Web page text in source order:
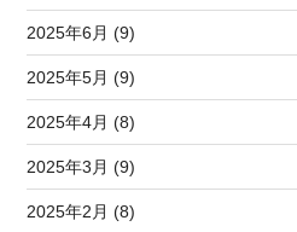
2025年6月 (9)
2025年5月 (9)
2025年4月 (8)
2025年3月 (9)
2025年2月 (8)